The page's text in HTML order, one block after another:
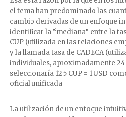
el tema han predominado las
cambio derivadas de un enfoque
identificar la “mediana” entre la
CUP (utilizada en las relaciones
y la llamada tasa de CADECA
individuales, aproximadamente 24
seleccionaría 12,5 CUP = 1 USD
oficial unificada.
La utilización de un enfoque